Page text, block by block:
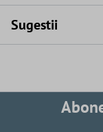
Sugestii